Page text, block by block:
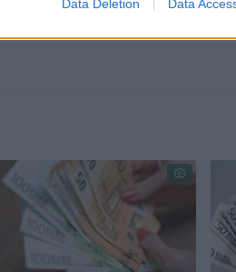
Data Deletion Data
šeštas (16 proc.)